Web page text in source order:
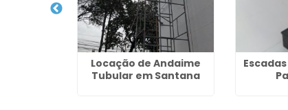
Locação de Andaime
Tubular em Santana